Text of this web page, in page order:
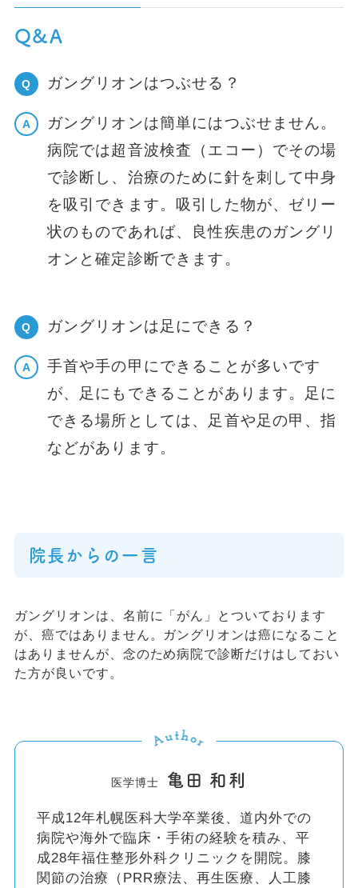
Q&A
Q ガングリオンはつぶせる？
A
ガングリオンは簡単にはつぶせません。
病院では超音波検査（エコー）でその場
で診断し、治療のために針を刺して中身
を吸引できます。吸引した物が、ゼリー
状のものであれば、良性疾患のガングリ
オンと確定診断できます。
Q ガングリオンは足にできる？
A
手首や手の甲にできることが多いです
が、足にもできることがあります。足に
できる場所としては、足首や足の甲、指
などがあります。
院長からの一言
ガングリオンは、名前に「がん」とついております
が、癌ではありません。ガングリオンは癌になること
はありませんが、念のため病院で診断だけはしておい
た方が良いです。
医学博士 亀田 和利
平成12年札幌医科大学卒業後、道内外での
病院や海外で臨床・手術の経験を積み、平
成28年福住整形外科クリニックを開院。膝
関節の治療（PRR療法、再生医療、人工膝